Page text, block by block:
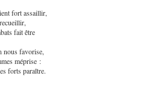
fort assaillir,
fait être
nous favorise,
méprise :
forts paraître.